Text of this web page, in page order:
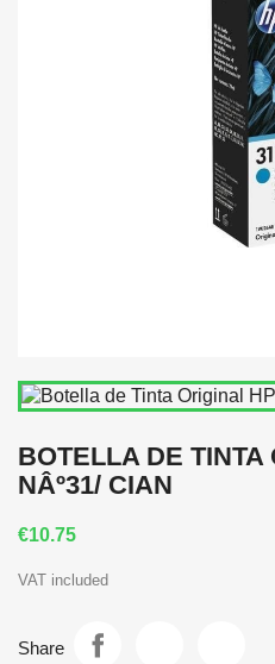
BOTELLA DE TINTA
NÂº31/ CIAN
€10.75
VAT included
Share